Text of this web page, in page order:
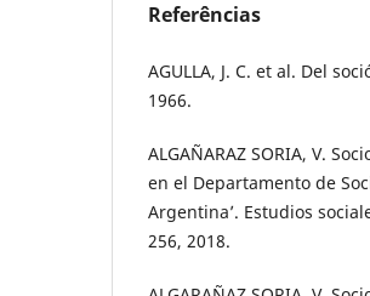
Referências
AGULLA, J. C. et al. Del
1966.
ALGAÑARAZ SORIA, V.
en el Departamento de
Argentina’. Estudios
256, 2018.